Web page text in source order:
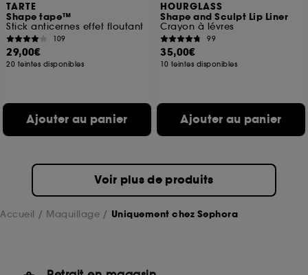
TARTE
Shape tape™
Stick anticernes effet floutant
109
29,00€
20 teintes disponibles
Ajouter au panier
HOURGLASS
Shape and Sculpt Lip Liner
Crayon à lévres
99
35,00€
10 teintes disponibles
Ajouter au panier
Voir plus de produits
Accueil Maquillage Uniquement chez Sephora